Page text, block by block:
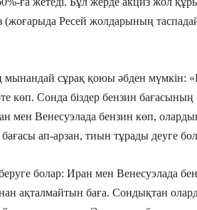
(жоғарыда Ресей жолдарының
сұрақ қоюы әбден мүмкін:
көп. Сонда біздер бензин бағасының
Венесуэлада бензин көп, олардың
ап-арзан, тиын тұрады деуге
болар: Иран мен Венесуэлада
ақталмайтын баға. Сондықтан